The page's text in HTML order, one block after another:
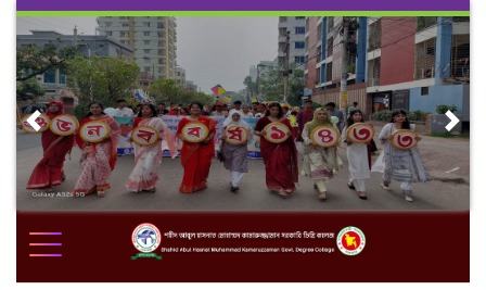
Skip
content
Previous